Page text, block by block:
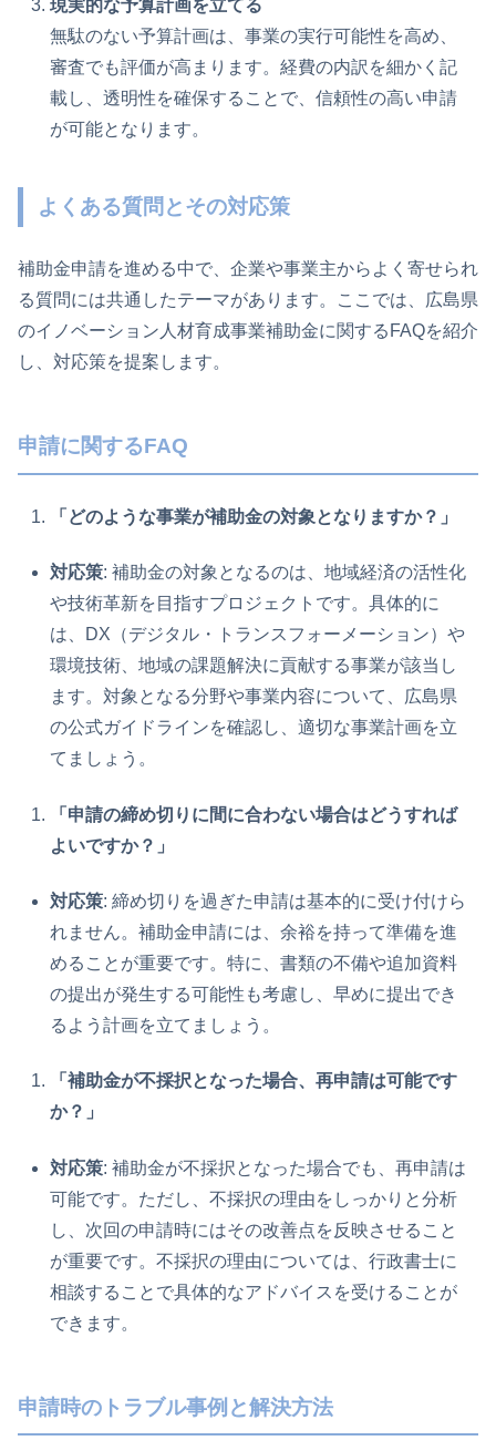
現実的な予算計画を立てる
無駄のない予算計画は、事業の実行可能性を高め、
審査でも評価が高まります。経費の内訳を細かく記
載し、透明性を確保することで、信頼性の高い申請
が可能となります。
よくある質問とその対応策
補助金申請を進める中で、企業や事業主からよく寄せられ
る質問には共通したテーマがあります。ここでは、広島県
のイノベーション人材育成事業補助金に関するFAQを紹介
し、対応策を提案します。
申請に関するFAQ
「どのような事業が補助金の対象となりますか？」
対応策: 補助金の対象となるのは、地域経済の活性化
や技術革新を目指すプロジェクトです。具体的に
は、DX（デジタル・トランスフォーメーション）や
環境技術、地域の課題解決に貢献する事業が該当し
ます。対象となる分野や事業内容について、広島県
の公式ガイドラインを確認し、適切な事業計画を立
てましょう。
「申請の締め切りに間に合わない場合はどうすれば
よいですか？」
対応策: 締め切りを過ぎた申請は基本的に受け付けら
れません。補助金申請には、余裕を持って準備を進
めることが重要です。特に、書類の不備や追加資料
の提出が発生する可能性も考慮し、早めに提出でき
るよう計画を立てましょう。
「補助金が不採択となった場合、再申請は可能です
か？」
対応策: 補助金が不採択となった場合でも、再申請は
可能です。ただし、不採択の理由をしっかりと分析
し、次回の申請時にはその改善点を反映させること
が重要です。不採択の理由については、行政書士に
相談することで具体的なアドバイスを受けることが
できます。
申請時のトラブル事例と解決方法